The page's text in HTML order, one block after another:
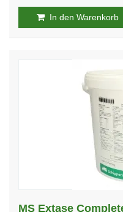
In den Warenkorb
MS Extase